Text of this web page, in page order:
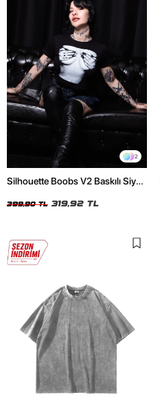
2
Silhouette Boobs V2 Baskılı Siyah
399,90 TL 319,92 TL